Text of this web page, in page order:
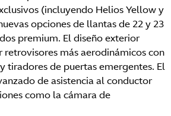
(incluyendo Helios Yellow y
opciones de llantas de 22 y 23
premium. El diseño exterior
más aerodinámicos con
tiradores de puertas emergentes. El
de asistencia al conductor
como la cámara de